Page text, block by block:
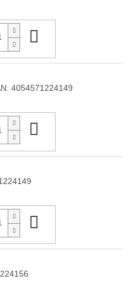
4054571224149